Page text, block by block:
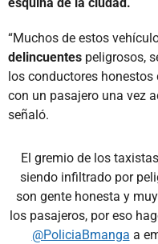
“Muchos de estos
delincuentes peligrosos,
los conductores honestos
con un pasajero una vez
señaló.
El gremio de los
siendo infiltrado por
son gente honesta y
los pasajeros, por eso
@PoliciaBmanga a